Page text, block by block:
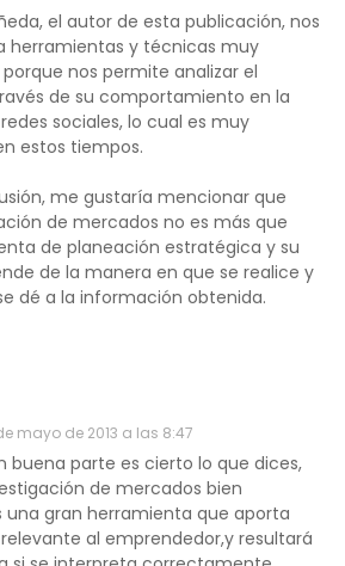
el autor de esta publicación, nos
herramientas y técnicas muy
nos permite analizar el
de su comportamiento en la
sociales, lo cual es muy
estos tiempos.
me gustaría mencionar que
de mercados no es más que
de planeación estratégica y su
de la manera en que se realice y
dé a la información obtenida.
mayo de 2013 a las 8:47
buena parte es cierto lo que dices,
de mercados bien
una gran herramienta que aporta
al emprendedor,y resultará